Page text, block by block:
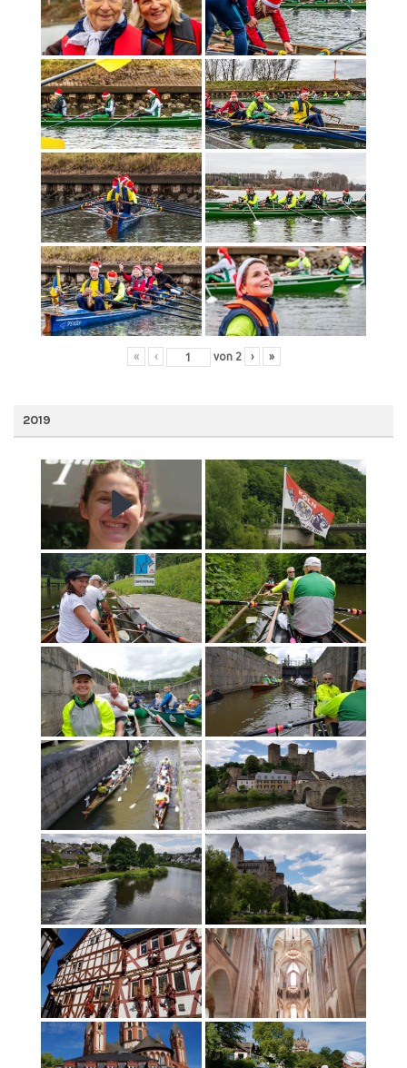
« ‹ von 2 › »
2019